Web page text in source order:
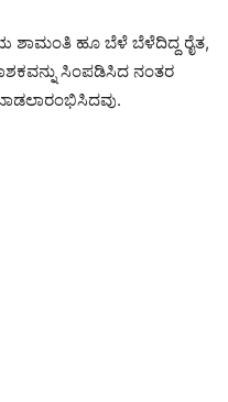
ಶಾಮಂತಿ ಹೂ ಬೆಳೆ ಬೆಳೆದಿದ್ದ ರೈತ,
ಸಿಂಪಡಿಸಿದ ನಂತರ